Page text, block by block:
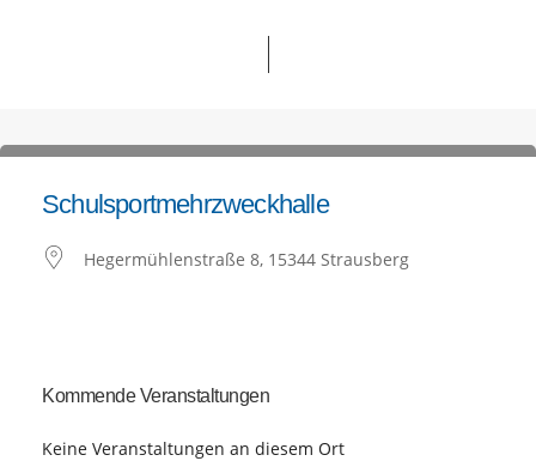
Schulsportmehrzweckhalle
Hegermühlenstraße 8, 15344 Strausberg
Kommende Veranstaltungen
Keine Veranstaltungen an diesem Ort